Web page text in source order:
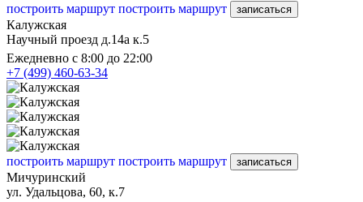
построить маршрут построить маршрут записаться
Калужская
Научный проезд д.14а к.5
Ежедневно с 8:00 до 22:00
+7 (499) 460-63-34
построить маршрут построить маршрут записаться
Мичуринский
ул. Удальцова, 60, к.7